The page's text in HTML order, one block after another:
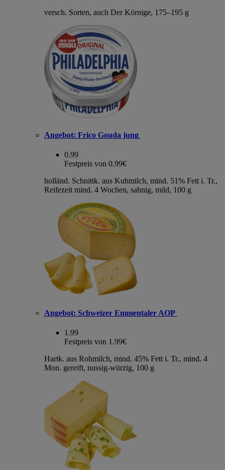
versch. Sorten, auch Der Körnige, 175–195 g
Angebot: Frico Gouda jung
0.99
Festpreis von 0.99€
holländ. Schnittk. aus Kuhmilch, mind. 51% Fett i. Tr.,
Reifezeit mind. 4 Wochen, sahnig, mild, 100 g
Angebot: Schweizer Emmentaler AOP
1.99
Festpreis von 1.99€
Hartk. aus Rohmilch, mind. 45% Fett i. Tr., mind. 4
Mon. gereift, nussig-würzig, 100 g